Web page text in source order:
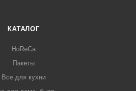
КАТАЛОГ
HoReCa
Пакеты
Все для кухни